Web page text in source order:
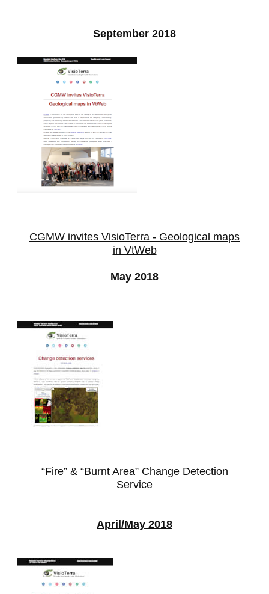
September 2018
CGMW invites VisioTerra - Geological maps
in VtWeb
May 2018
“Fire” & “Burnt Area” Change Detection
Service
April/May 2018